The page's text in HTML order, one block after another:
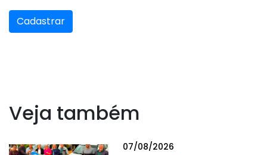
Cadastrar
Veja também
07/08/2026